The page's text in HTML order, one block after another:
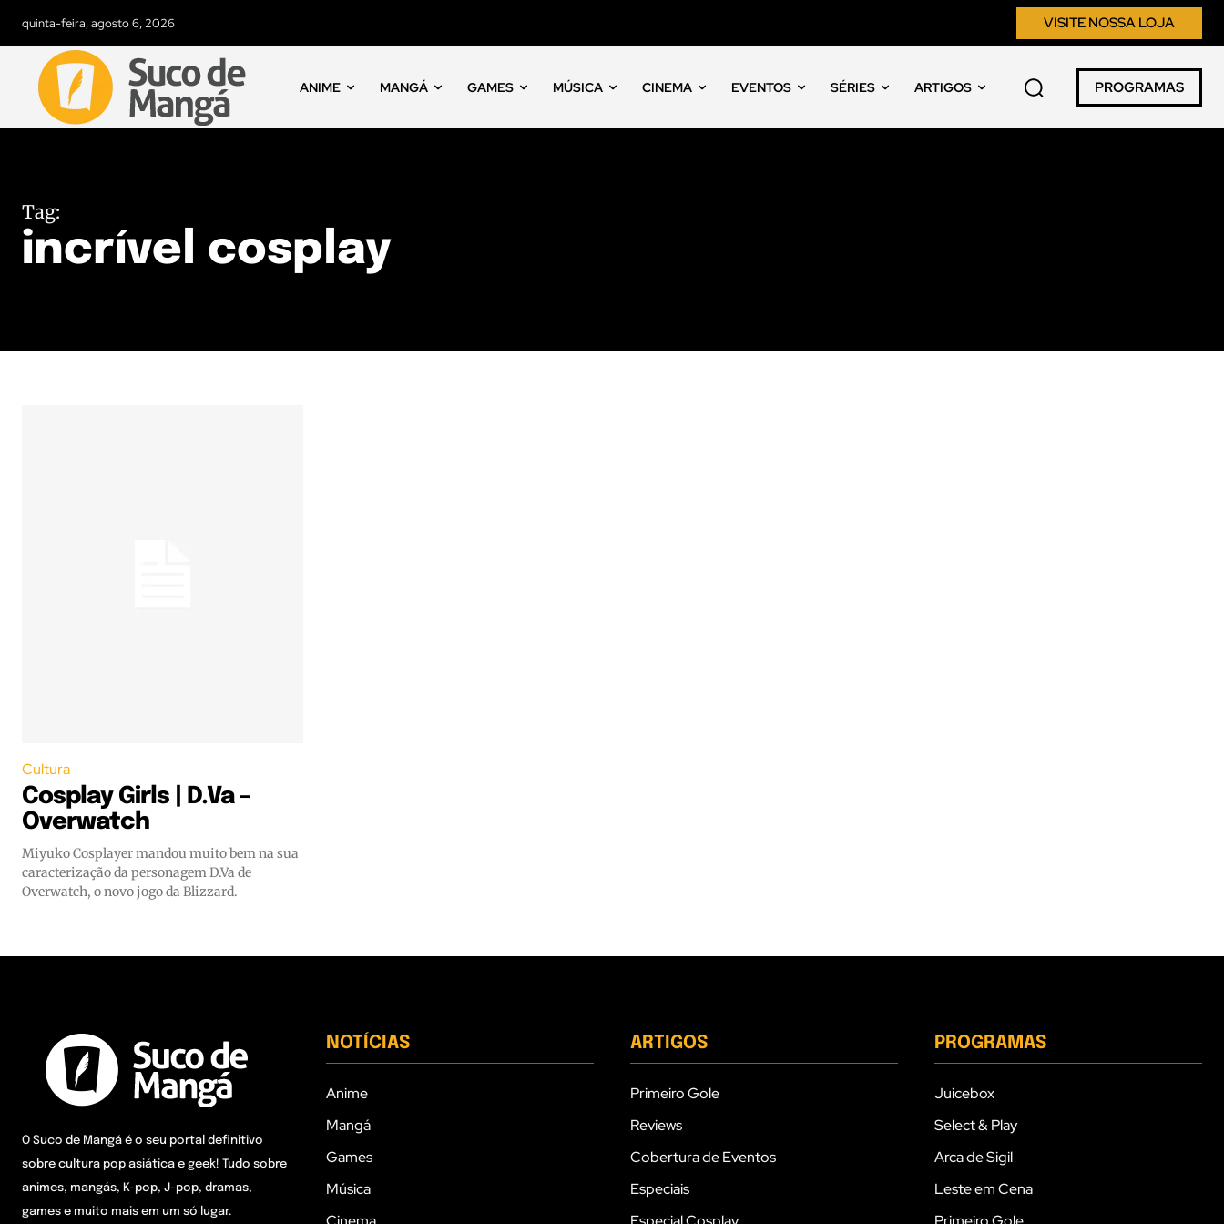
quinta-feira, agosto 6, 2026 VISITE NOSSA LOJA
ANIME MANGÁ GAMES MÚSICA CINEMA EVENTOS SÉRIES ARTIGOS PROGRAMAS
Tag:
incrível cosplay
Cultura
Cosplay Girls | D.Va –
Overwatch
Miyuko Cosplayer mandou muito bem na sua
caracterização da personagem D.Va de
Overwatch, o novo jogo da Blizzard.
O Suco de Mangá é o seu portal definitivo
sobre cultura pop asiática e geek! Tudo sobre
animes, mangás, K-pop, J-pop, dramas,
games e muito mais em um só lugar.
NOTÍCIAS
Anime
Mangá
Games
Música
ARTIGOS
Primeiro Gole
Reviews
Cobertura de Eventos
Especiais
PROGRAMAS
Juicebox
Select & Play
Arca de Sigil
Leste em Cena